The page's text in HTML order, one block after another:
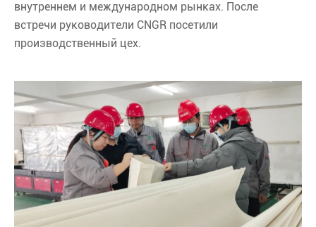
внутреннем и международном рынках. После
встречи руководители CNGR посетили
производственный цех.